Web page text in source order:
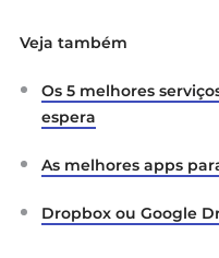
Veja também
Os 5 melhores
espera
As melhores apps
Dropbox ou Google